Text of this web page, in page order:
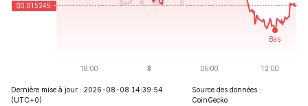
Dernière mise à jour : 2026-08-08 14:39:54
(UTC+0)
Source des données :
CoinGecko